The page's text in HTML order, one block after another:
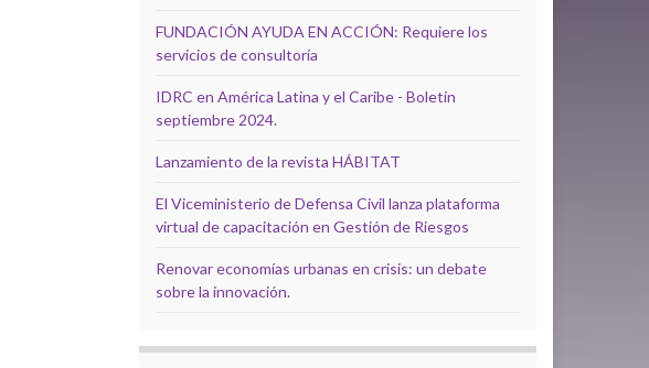
FUNDACIÓN AYUDA EN ACCIÓN: Requiere los
servicios de consultoría
IDRC en América Latina y el Caribe - Boletín
septiembre 2024.
Lanzamiento de la revista HÁBITAT
El Viceministerio de Defensa Civil lanza plataforma
virtual de capacitación en Gestión de Riesgos
Renovar economías urbanas en crisis: un debate
sobre la innovación.